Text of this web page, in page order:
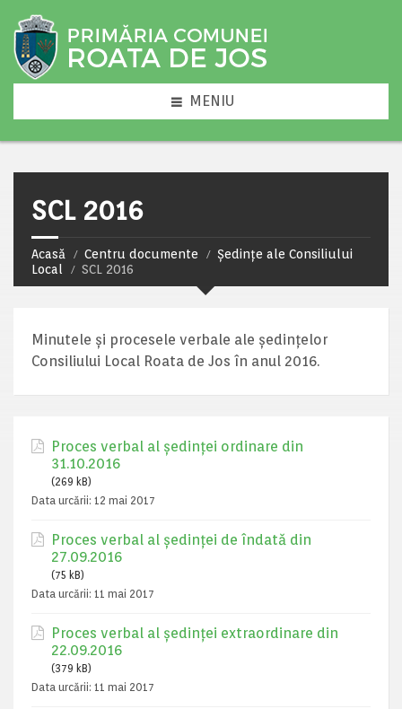
MENIU
SCL 2016
Acasă Centru documente
Ședințe ale Consiliului
Local
SCL 2016
Minutele și procesele verbale ale ședințelor
Consiliului Local Roata de Jos în anul 2016.
Proces verbal al ședinței ordinare din
31.10.2016
(269 kB)
Data urcării: 12 mai 2017
Proces verbal al ședinței de îndată din
27.09.2016
(75 kB)
Data urcării: 11 mai 2017
Proces verbal al ședinței extraordinare din
22.09.2016
(379 kB)
Data urcării: 11 mai 2017